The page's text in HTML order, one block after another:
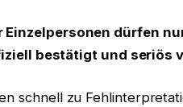
dürfen
bestätigt und seriös
schnell zu